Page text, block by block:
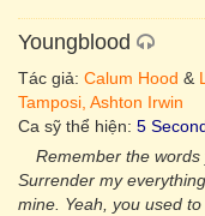
Youngblood
Tác giả: Calum Hood &
Tamposi, Ashton Irwin
Ca sỹ thể hiện: 5
Remember the
Surrender my
mine. Yeah, you used